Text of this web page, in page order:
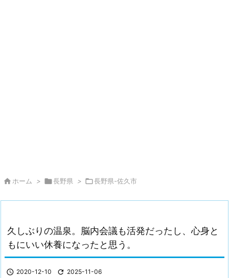
 ホーム > 長野県 > 長野県-佐久市
久しぶりの温泉。脳内会議も活発だったし、心身と
もにいい休養になったと思う。
 2020-12-10  2025-11-06